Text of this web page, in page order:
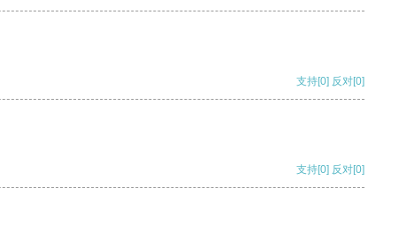
支持[0] 反对[0]
支持[0] 反对[0]